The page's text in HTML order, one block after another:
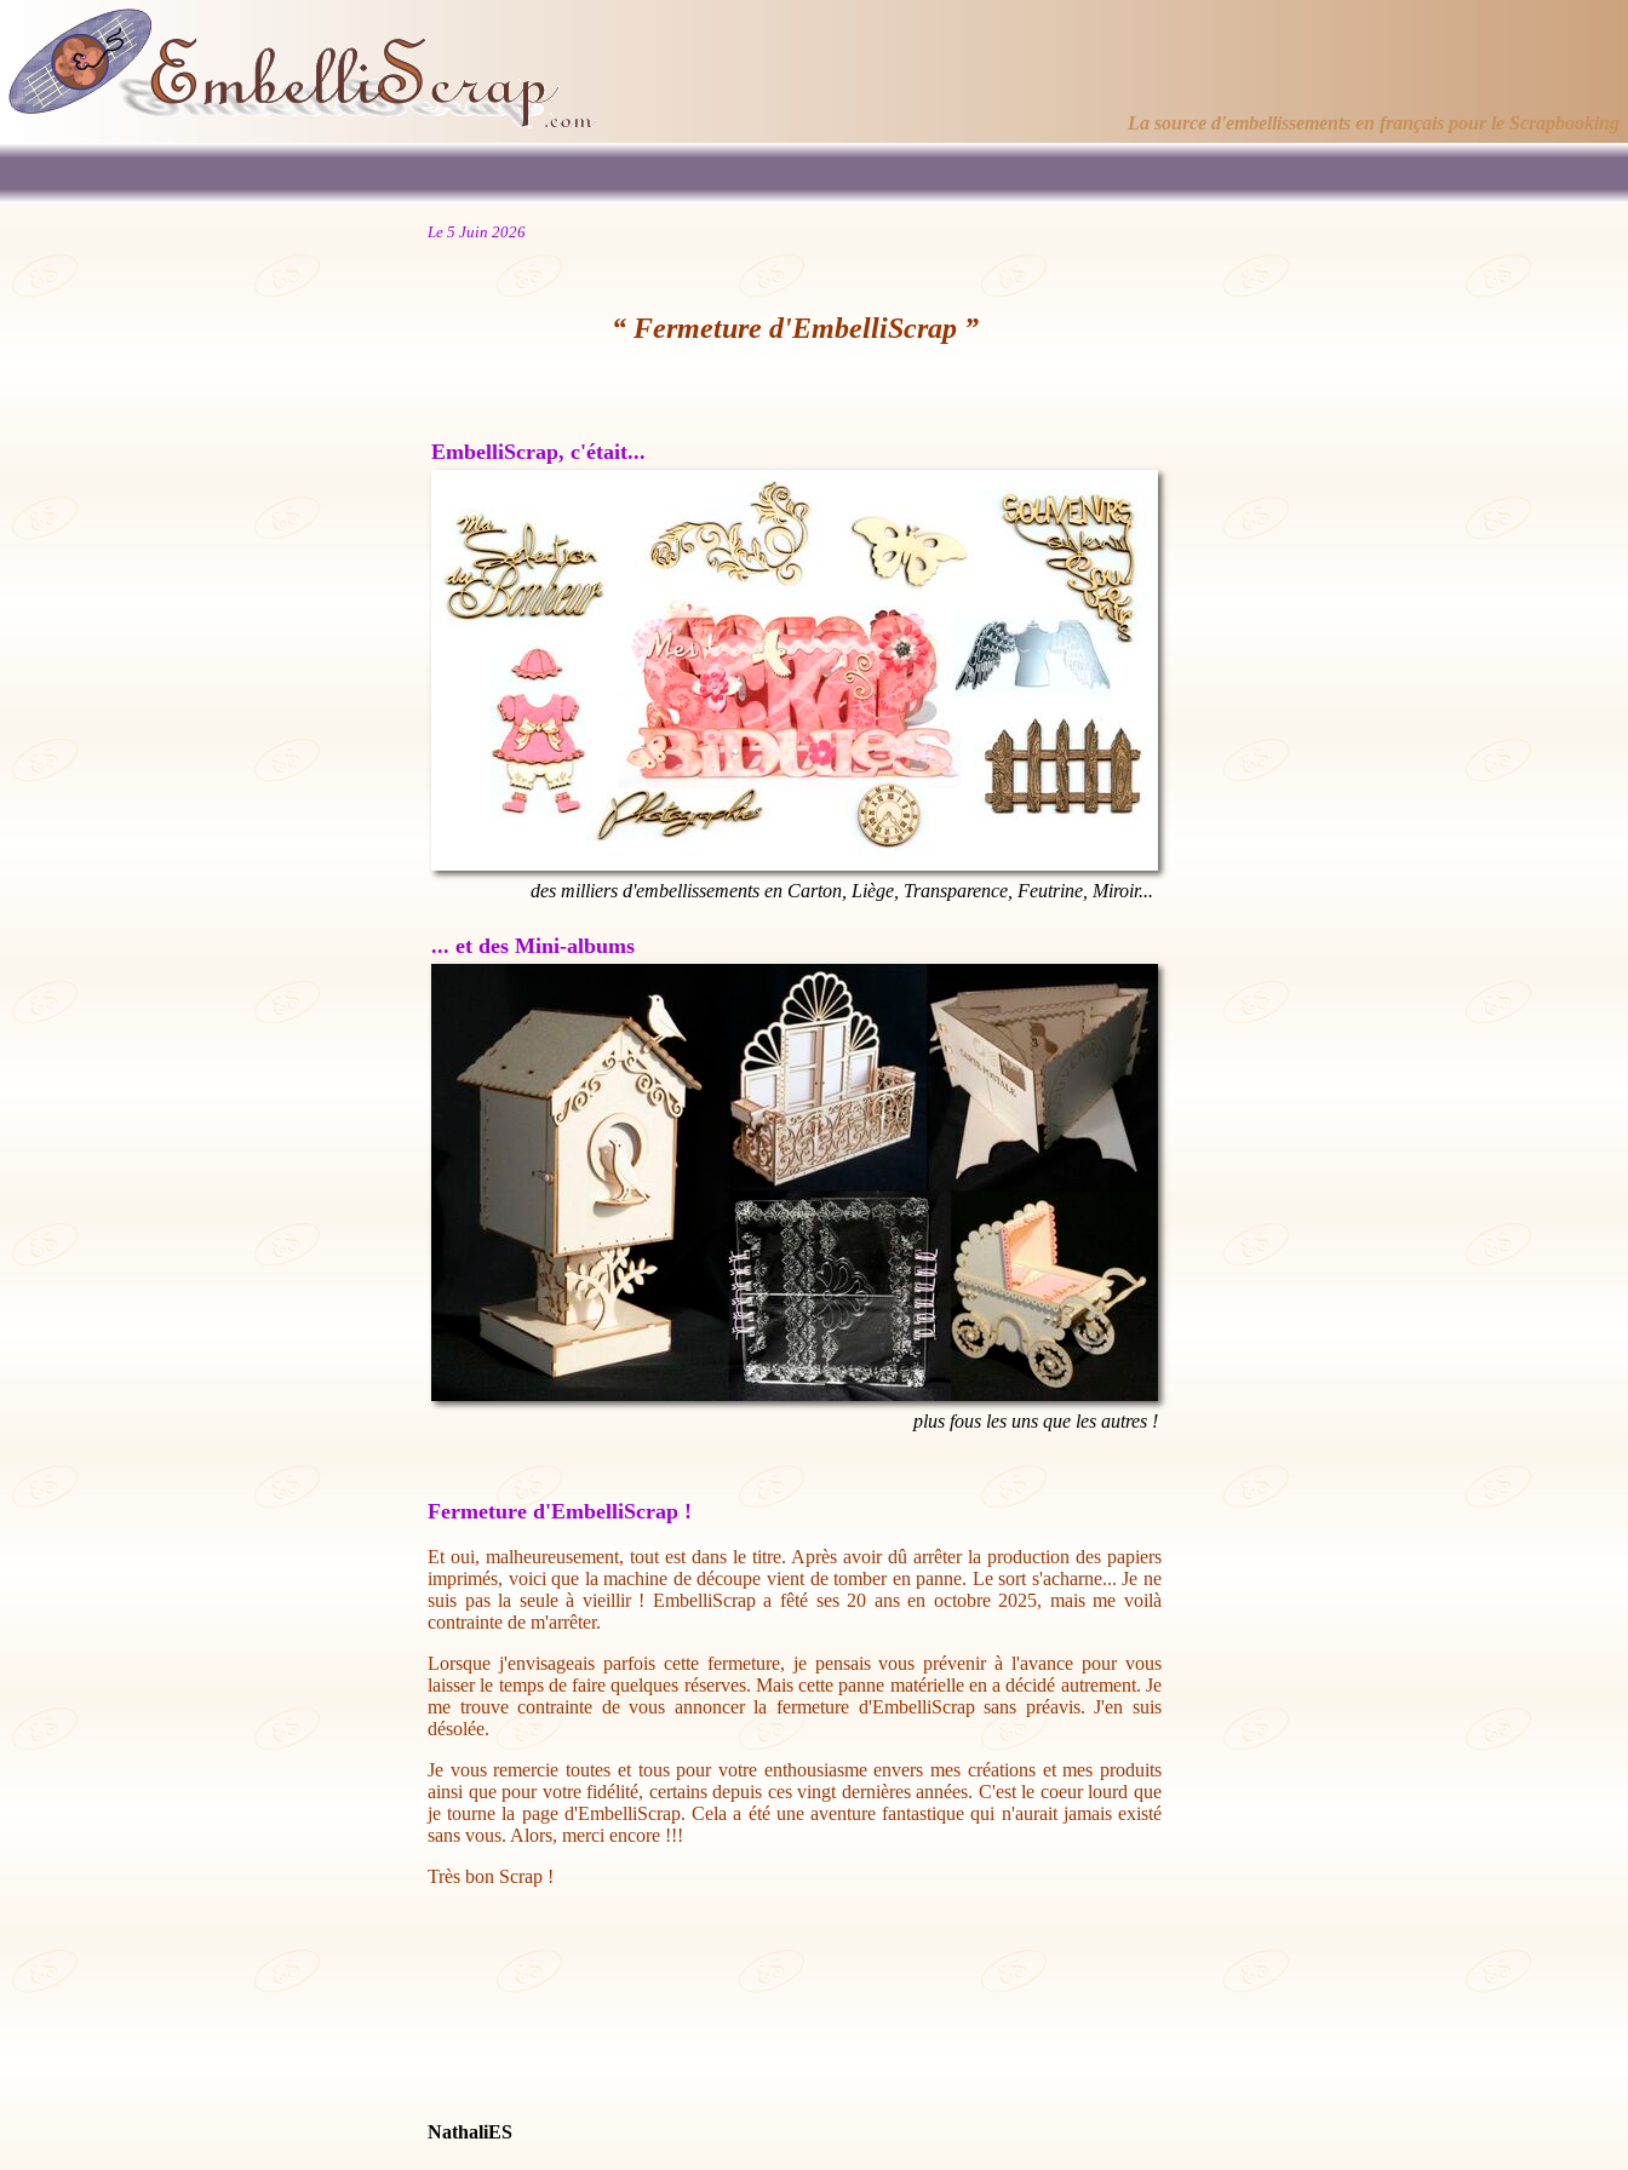
La source d'embellissements en français pour le Scrapbooking
Le 5 Juin 2026
“ Fermeture d'EmbelliScrap ”
EmbelliScrap, c'était...
des milliers d'embellissements en Carton, Liège, Transparence, Feutrine, Miroir...
... et des Mini-albums
plus fous les uns que les autres !
Fermeture d'EmbelliScrap !
Et oui, malheureusement, tout est dans le titre. Après avoir dû arrêter la production des papiers
imprimés, voici que la machine de découpe vient de tomber en panne. Le sort s'acharne... Je ne
suis pas la seule à vieillir ! EmbelliScrap a fêté ses 20 ans en octobre 2025, mais me voilà
contrainte de m'arrêter.
Lorsque j'envisageais parfois cette fermeture, je pensais vous prévenir à l'avance pour vous
laisser le temps de faire quelques réserves. Mais cette panne matérielle en a décidé autrement. Je
me trouve contrainte de vous annoncer la fermeture d'EmbelliScrap sans préavis. J'en suis
désolée.
Je vous remercie toutes et tous pour votre enthousiasme envers mes créations et mes produits
ainsi que pour votre fidélité, certains depuis ces vingt dernières années. C'est le coeur lourd que
je tourne la page d'EmbelliScrap. Cela a été une aventure fantastique qui n'aurait jamais existé
sans vous. Alors, merci encore !!!
Très bon Scrap !
NathaliES